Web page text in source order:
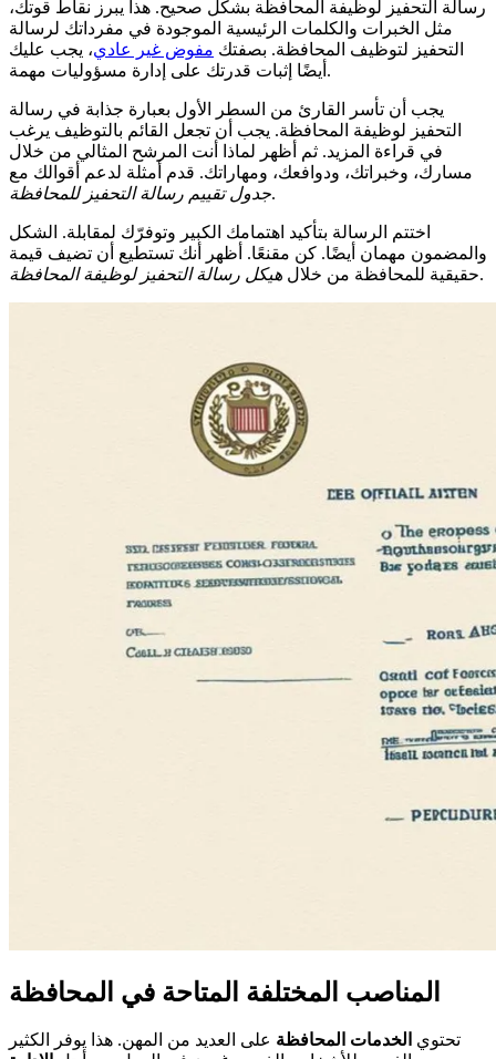
رسالة التحفيز لوظيفة المحافظة بشكل صحيح. هذا يبرز نقاط قوتك،
مثل الخبرات والكلمات الرئيسية الموجودة في مفرداتك لرسالة
التحفيز لتوظيف المحافظة. بصفتك مفوض غير عادي، يجب عليك
أيضًا إثبات قدرتك على إدارة مسؤوليات مهمة.
يجب أن تأسر القارئ من السطر الأول بعبارة جذابة في رسالة
التحفيز لوظيفة المحافظة. يجب أن تجعل القائم بالتوظيف يرغب
في قراءة المزيد. ثم أظهر لماذا أنت المرشح المثالي من خلال
مسارك، وخبراتك، ودوافعك، ومهاراتك. قدم أمثلة لدعم أقوالك مع
جدول تقييم رسالة التحفيز للمحافظة.
اختتم الرسالة بتأكيد اهتمامك الكبير وتوفرّك لمقابلة. الشكل
والمضمون مهمان أيضًا. كن مقنعًا. أظهر أنك تستطيع أن تضيف قيمة
حقيقية للمحافظة من خلال هيكل رسالة التحفيز لوظيفة المحافظة .
المناصب المختلفة المتاحة في المحافظة
تحتوي الخدمات المحافظة على العديد من المهن. هذا يوفر الكثير